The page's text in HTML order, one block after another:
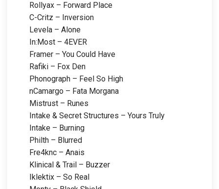
Rollyax – Forward Place
C-Critz – Inversion
Levela – Alone
In:Most – 4EVER
Framer – You Could Have
Rafiki – Fox Den
Phonograph – Feel So High
nCamargo – Fata Morgana
Mistrust – Runes
Intake & Secret Structures – Yours Truly
Intake – Burning
Philth – Blurred
Fre4knc – Anais
Klinical & Trail – Buzzer
Iklektix – So Real